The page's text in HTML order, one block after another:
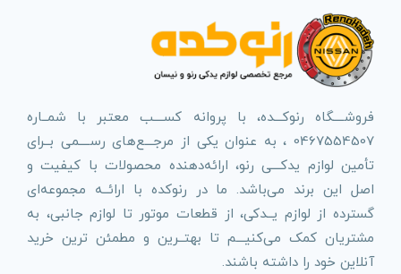
فروشــــگاه رنوکـــده، با پروانه کســــب معتبر با شمــاره
0467554507 ، به عنوان یکی از مرجـــع‌های رســــمی بــرای
تأمین لوازم یدکـــی رنو، ارائه‌دهنده محصولات با کیفیت و
اصل این برند می‌باشد. ما در رنوکده با ارائــه مجموعه‌ای
گسترده از لوازم یــدکی، از قطعات موتور تا لوازم جانبی، به
مشتریان کمک می‌کنیـــم تا بهتــرین و مطمئن ترین خرید
آنلاین خود را داشته باشند.